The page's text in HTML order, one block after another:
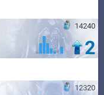
14240
2
12320